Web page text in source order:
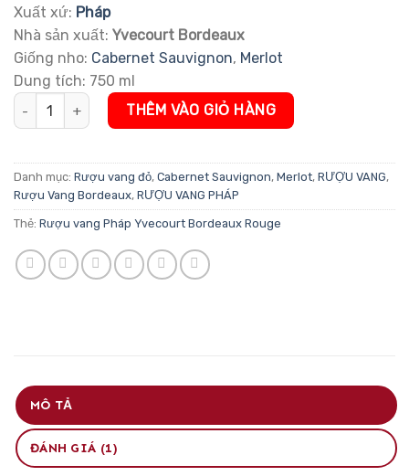
Xuất xứ: Pháp
Nhà sản xuất: Yvecourt Bordeaux
Giống nho: Cabernet Sauvignon, Merlot
Dung tích: 750 ml
Rượu vang Pháp Yvecourt Bordeaux Rouge số lượng
THÊM VÀO GIỎ HÀNG
Danh mục: Rượu vang đỏ, Cabernet Sauvignon, Merlot, RƯỢU VANG,
Rượu Vang Bordeaux, RƯỢU VANG PHÁP
Thẻ: Rượu vang Pháp Yvecourt Bordeaux Rouge
MÔ TẢ
ĐÁNH GIÁ (1)